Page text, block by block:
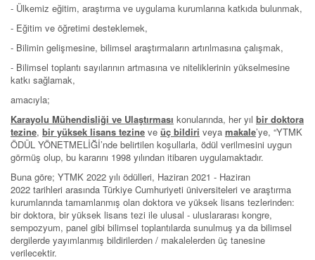
- Ülkemiz eğitim, araştırma ve uygulama kurumlarına katkıda bulunmak,
- Eğitim ve öğretimi desteklemek,
- Bilimin gelişmesine, bilimsel araştırmaların artırılmasına çalışmak,
- Bilimsel toplantı sayılarının artmasına ve niteliklerinin yükselmesine
katkı sağlamak,
amacıyla;
Karayolu Mühendisliği ve Ulaştırması konularında, her yıl bir doktora
tezine, bir yüksek lisans tezine ve üç bildiri veya makale’ye, “YTMK
ÖDÜL YÖNETMELİĞİ’nde belirtilen koşullarla, ödül verilmesini uygun
görmüş olup, bu kararını 1998 yılından itibaren uygulamaktadır.
Buna göre; YTMK 2022 yılı ödülleri, Haziran 2021 - Haziran
2022 tarihleri arasında Türkiye Cumhuriyeti üniversiteleri ve araştırma
kurumlarında tamamlanmış olan doktora ve yüksek lisans tezlerinden:
bir doktora, bir yüksek lisans tezi ile ulusal - uluslararası kongre,
sempozyum, panel gibi bilimsel toplantılarda sunulmuş ya da bilimsel
dergilerde yayımlanmış bildirilerden / makalelerden üç tanesine
verilecektir.